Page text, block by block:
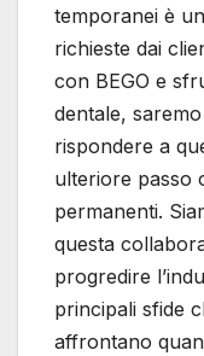
temporanei è
richieste dai
con BEGO e
dentale,
rispondere a
ulteriore passo
permanenti.
questa
progredire
principali sfide
affrontano